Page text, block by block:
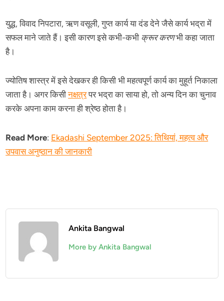
युद्ध, विवाद निपटारा, ऋण वसूली, गुप्त कार्य या दंड देने जैसे कार्य भद्रा में
सफल माने जाते हैं। इसी कारण इसे कभी-कभी क्रूर करणभी कहा जाता
है।
ज्योतिष शास्त्र में इसे देखकर ही किसी भी महत्वपूर्ण कार्य का मुहूर्त निकाला
जाता है। अगर किसीनक्षत्रपर भद्रा का साया हो, तो अन्य दिन का चुनाव
करके अपना काम करना ही श्रेष्ठ होता है।
Read More: Ekadashi September 2025: तिथियां, महत्व और
उपवास अनुष्ठान की जानकारी
Ankita Bangwal
More by Ankita Bangwal